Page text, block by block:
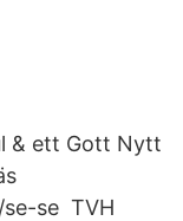
& ett Gott Nytt
se TVH